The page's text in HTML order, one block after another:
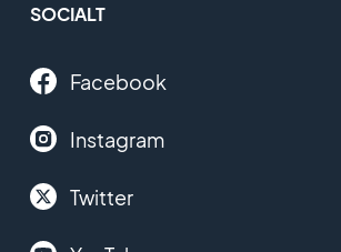
SOCIALT
Facebook
Instagram
Twitter